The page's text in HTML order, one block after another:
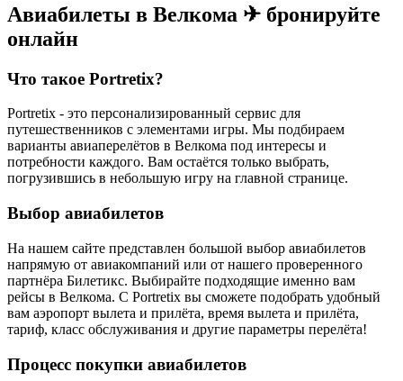
Авиабилеты в Велкома ✈ бронируйте
онлайн
Что такое Portretix?
Portretix - это персонализированный сервис для
путешественников с элементами игры. Мы подбираем
варианты авиаперелётов в Велкома под интересы и
потребности каждого. Вам остаётся только выбрать,
погрузившись в небольшую игру на главной странице.
Выбор авиабилетов
На нашем сайте представлен большой выбор авиабилетов
напрямую от авиакомпаний или от нашего проверенного
партнёра Билетикс. Выбирайте подходящие именно вам
рейсы в Велкома. С Portretix вы сможете подобрать удобный
вам аэропорт вылета и прилёта, время вылета и прилёта,
тариф, класс обслуживания и другие параметры перелёта!
Процесс покупки авиабилетов